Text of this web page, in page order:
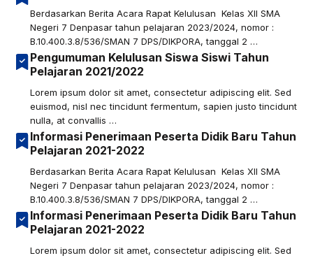
Berdasarkan Berita Acara Rapat Kelulusan Kelas XII SMA
Negeri 7 Denpasar tahun pelajaran 2023/2024, nomor :
B.10.400.3.8/536/SMAN 7 DPS/DIKPORA, tanggal 2 …
Pengumuman Kelulusan Siswa Siswi Tahun
Pelajaran 2021/2022
Lorem ipsum dolor sit amet, consectetur adipiscing elit. Sed
euismod, nisl nec tincidunt fermentum, sapien justo tincidunt
nulla, at convallis …
Informasi Penerimaan Peserta Didik Baru Tahun
Pelajaran 2021-2022
Berdasarkan Berita Acara Rapat Kelulusan Kelas XII SMA
Negeri 7 Denpasar tahun pelajaran 2023/2024, nomor :
B.10.400.3.8/536/SMAN 7 DPS/DIKPORA, tanggal 2 …
Informasi Penerimaan Peserta Didik Baru Tahun
Pelajaran 2021-2022
Lorem ipsum dolor sit amet, consectetur adipiscing elit. Sed